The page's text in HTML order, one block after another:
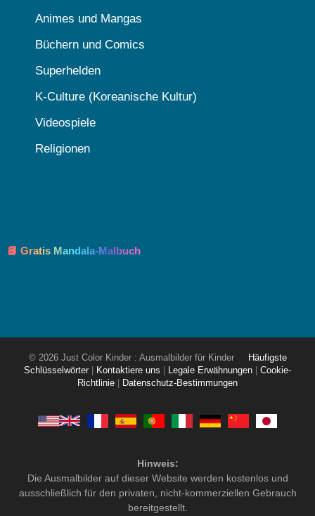
Animes und Mangas
Büchern und Comics
Superhelden
K-Culture (Koreanische Kultur)
Videospiele
Religionen
📘 Gratis Mandala-Malbuch
© 2026 Just Color Kinder : Ausmalbilder für Kinder
Häufigste
Schlüsselwörter
Kontaktiere uns Legale Erwähnungen
Cookie-
Richtlinie
Datenschutz-Bestimmungen
Hinweis:
Die Ausmalbilder auf dieser Website werden kostenlos und
ausschließlich für den privaten, nicht-kommerziellen Gebrauch
bereitgestellt.